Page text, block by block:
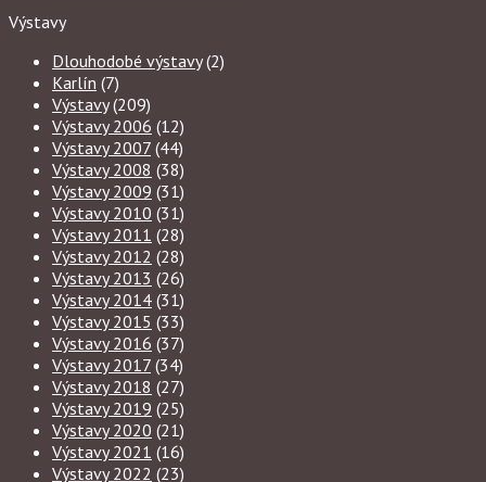
Výstavy
Dlouhodobé výstavy(2)
Karlín (7)
Výstavy(209)
Výstavy 2006 (12)
Výstavy 2007 (44)
Výstavy 2008 (38)
Výstavy 2009 (31)
Výstavy 2010 (31)
Výstavy 2011 (28)
Výstavy 2012 (28)
Výstavy 2013 (26)
Výstavy 2014 (31)
Výstavy 2015 (33)
Výstavy 2016 (37)
Výstavy 2017 (34)
Výstavy 2018 (27)
Výstavy 2019 (25)
Výstavy 2020 (21)
Výstavy 2021 (16)
Výstavy 2022 (23)